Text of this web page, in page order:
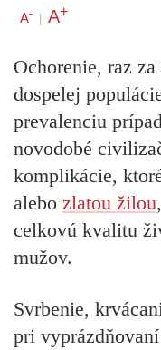
A- | A+
Ochorenie, raz
dospelej
prevalenciu
novodobé
komplikácie,
alebo zlatou žilou
celkovú kvalitu
mužov.
Svrbenie,
pri